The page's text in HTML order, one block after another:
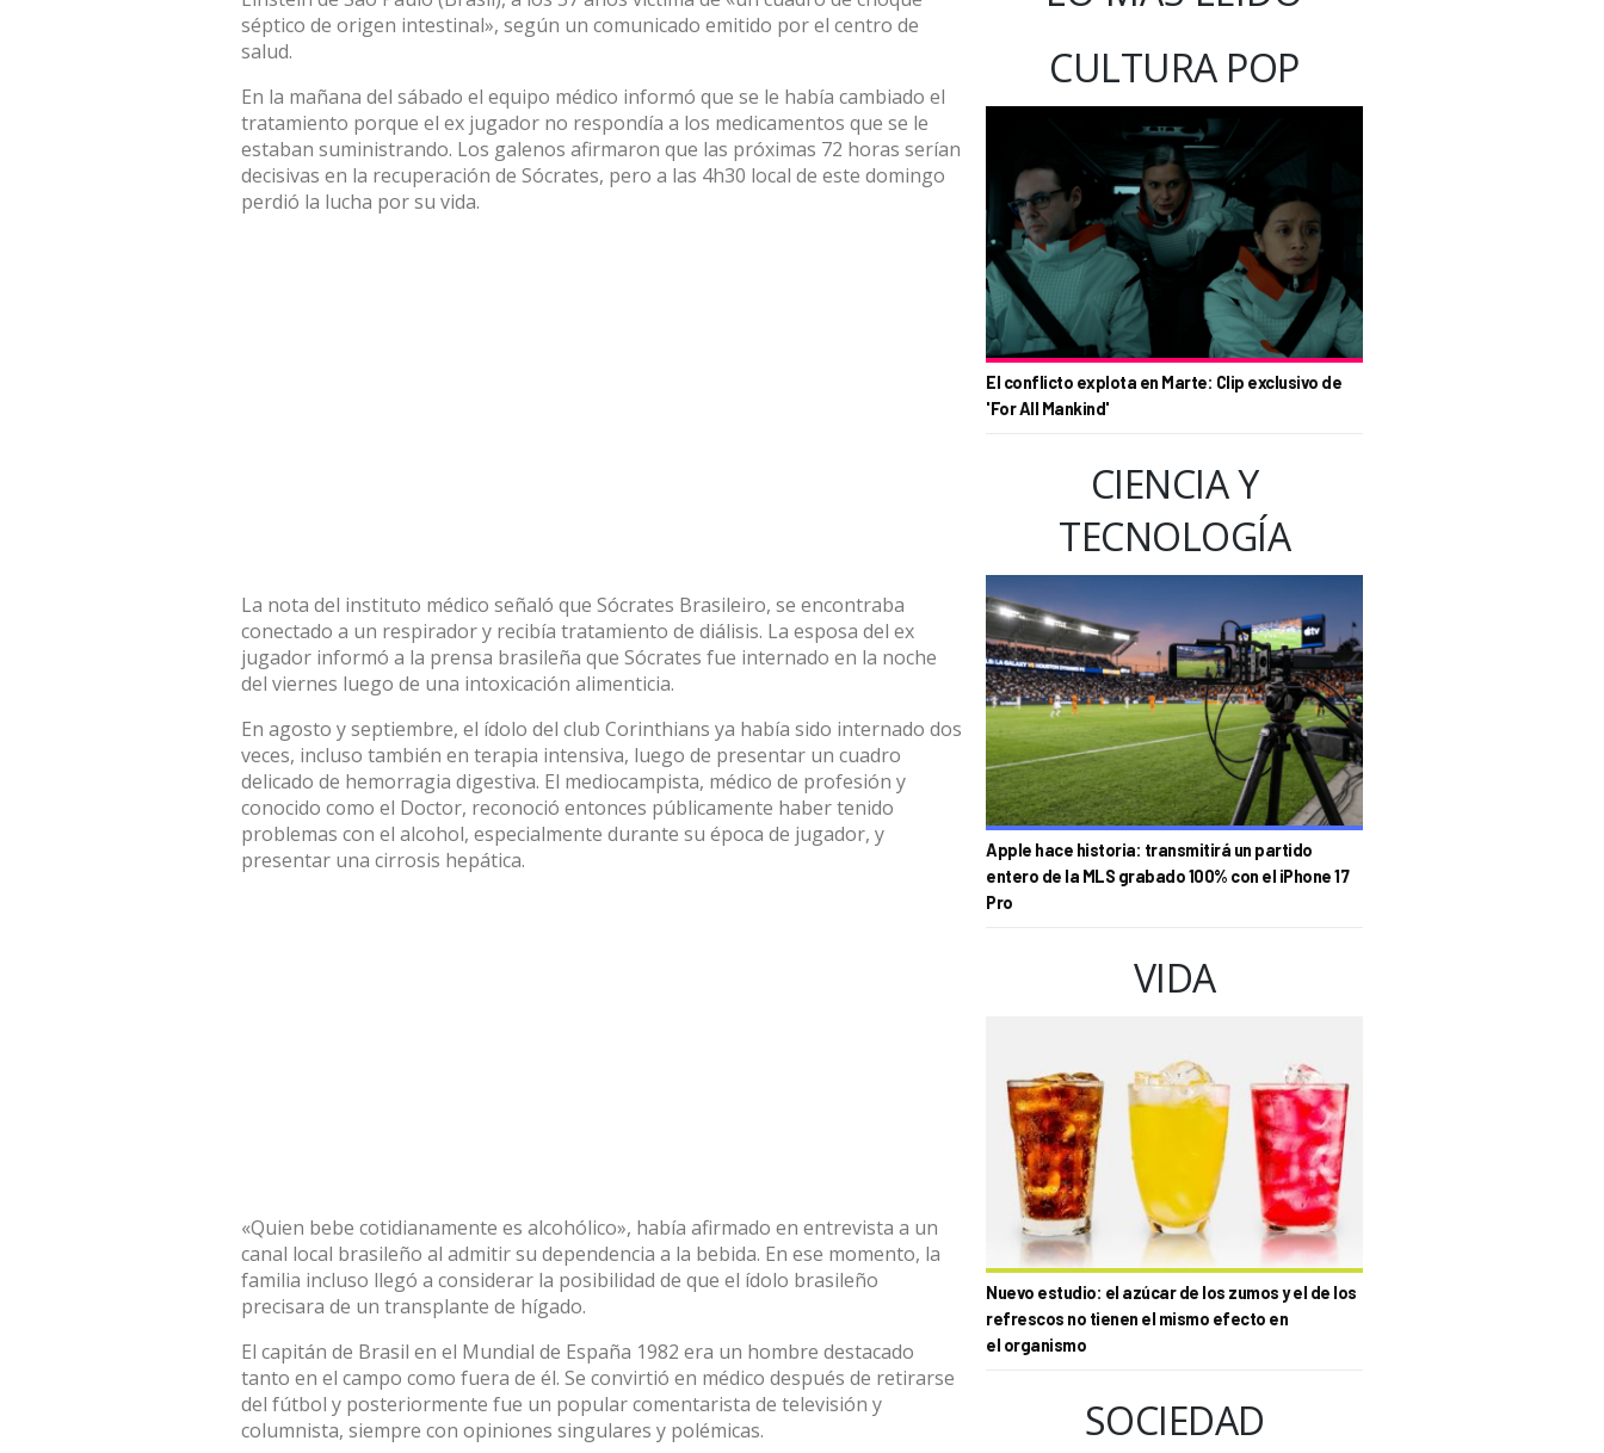
séptico de origen intestinal», según un comunicado emitido por el centro de
salud.
En la mañana del sábado el equipo médico informó que se le había cambiado el
tratamiento porque el ex jugador no respondía a los medicamentos que se le
estaban suministrando. Los galenos afirmaron que las próximas 72 horas serían
decisivas en la recuperación de Sócrates, pero a las 4h30 local de este domingo
perdió la lucha por su vida.
La nota del instituto médico señaló que Sócrates Brasileiro, se encontraba
conectado a un respirador y recibía tratamiento de diálisis. La esposa del ex
jugador informó a la prensa brasileña que Sócrates fue internado en la noche
del viernes luego de una intoxicación alimenticia.
En agosto y septiembre, el ídolo del club Corinthians ya había sido internado dos
veces, incluso también en terapia intensiva, luego de presentar un cuadro
delicado de hemorragia digestiva. El mediocampista, médico de profesión y
conocido como el Doctor, reconoció entonces públicamente haber tenido
problemas con el alcohol, especialmente durante su época de jugador, y
presentar una cirrosis hepática.
«Quien bebe cotidianamente es alcohólico», había afirmado en entrevista a un
canal local brasileño al admitir su dependencia a la bebida. En ese momento, la
familia incluso llegó a considerar la posibilidad de que el ídolo brasileño
precisara de un transplante de hígado.
El capitán de Brasil en el Mundial de España 1982 era un hombre destacado
tanto en el campo como fuera de él. Se convirtió en médico después de retirarse
del fútbol y posteriormente fue un popular comentarista de televisión y
columnista, siempre con opiniones singulares y polémicas.
CULTURA POP
El conflicto explota en Marte: Clip exclusivo de
'For All Mankind'
CIENCIA Y
TECNOLOGÍA
Apple hace historia: transmitirá un partido
entero de la MLS grabado 100% con el iPhone 17
Pro
VIDA
Nuevo estudio: el azúcar de los zumos y el de los
refrescos no tienen el mismo efecto en
el organismo
SOCIEDAD